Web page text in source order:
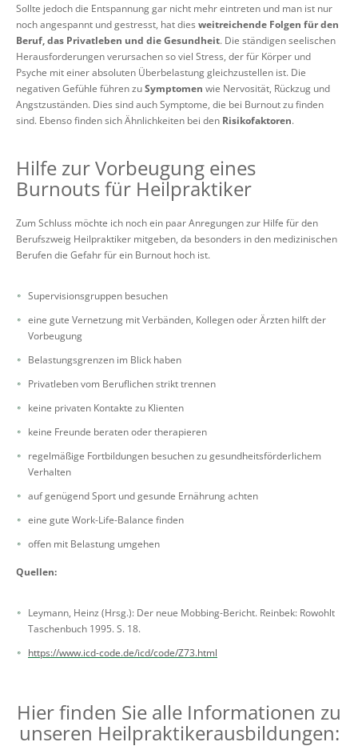
Sollte jedoch die Entspannung gar nicht mehr eintreten und man ist nur
noch angespannt und gestresst, hat dies weitreichende Folgen für den
Beruf, das Privatleben und die Gesundheit. Die ständigen seelischen
Herausforderungen verursachen so viel Stress, der für Körper und
Psyche mit einer absoluten Überbelastung gleichzustellen ist. Die
negativen Gefühle führen zuSymptomen wie Nervosität, Rückzug und
Angstzuständen. Dies sind auch Symptome, die bei Burnout zu finden
sind. Ebenso finden sich Ähnlichkeiten bei den Risikofaktoren.
Hilfe zur Vorbeugung eines
Burnouts für Heilpraktiker
Zum Schluss möchte ich noch ein paar Anregungen zur Hilfe für den
Berufszweig Heilpraktiker mitgeben, da besonders in den medizinischen
Berufen die Gefahr für ein Burnout hoch ist.
Supervisionsgruppen besuchen
eine gute Vernetzung mit Verbänden, Kollegen oder Ärzten hilft der
Vorbeugung
Belastungsgrenzen im Blick haben
Privatleben vom Beruflichen strikt trennen
keine privaten Kontakte zu Klienten
keine Freunde beraten oder therapieren
regelmäßige Fortbildungen besuchen zu gesundheitsförderlichem
Verhalten
auf genügend Sport und gesunde Ernährung achten
eine gute Work-Life-Balance finden
offen mit Belastung umgehen
Quellen:
Leymann, Heinz (Hrsg.): Der neue Mobbing-Bericht. Reinbek: Rowohlt
Taschenbuch 1995. S. 18.
https://www.icd-code.de/icd/code/Z73.html
Hier finden Sie alle Informationen zu
unseren Heilpraktikerausbildungen: